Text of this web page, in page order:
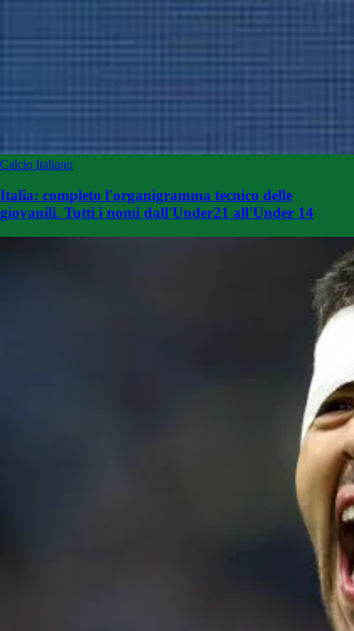
Calcio Italiano
Italia: completo l'organigramma tecnico delle
giovanili. Tutti i nomi dall'Under21 all'Under 14